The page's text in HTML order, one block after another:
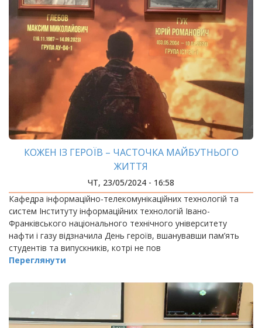
КОЖЕН ІЗ ГЕРОЇВ – ЧАСТОЧКА МАЙБУТНЬОГО
ЖИТТЯ
ЧТ, 23/05/2024 - 16:58
Кафедра інформаційно-телекомунікаційних технологій та
систем Інституту інформаційних технологій Івано-
Франківського національного технічного університету
нафти і газу відзначила День героїв, вшанувавши пам’ять
студентів та випускників, котрі не пов
Переглянути